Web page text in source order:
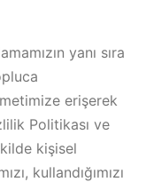
yanı sıra
erişerek
Politikası ve
kişisel
kullandığımızı